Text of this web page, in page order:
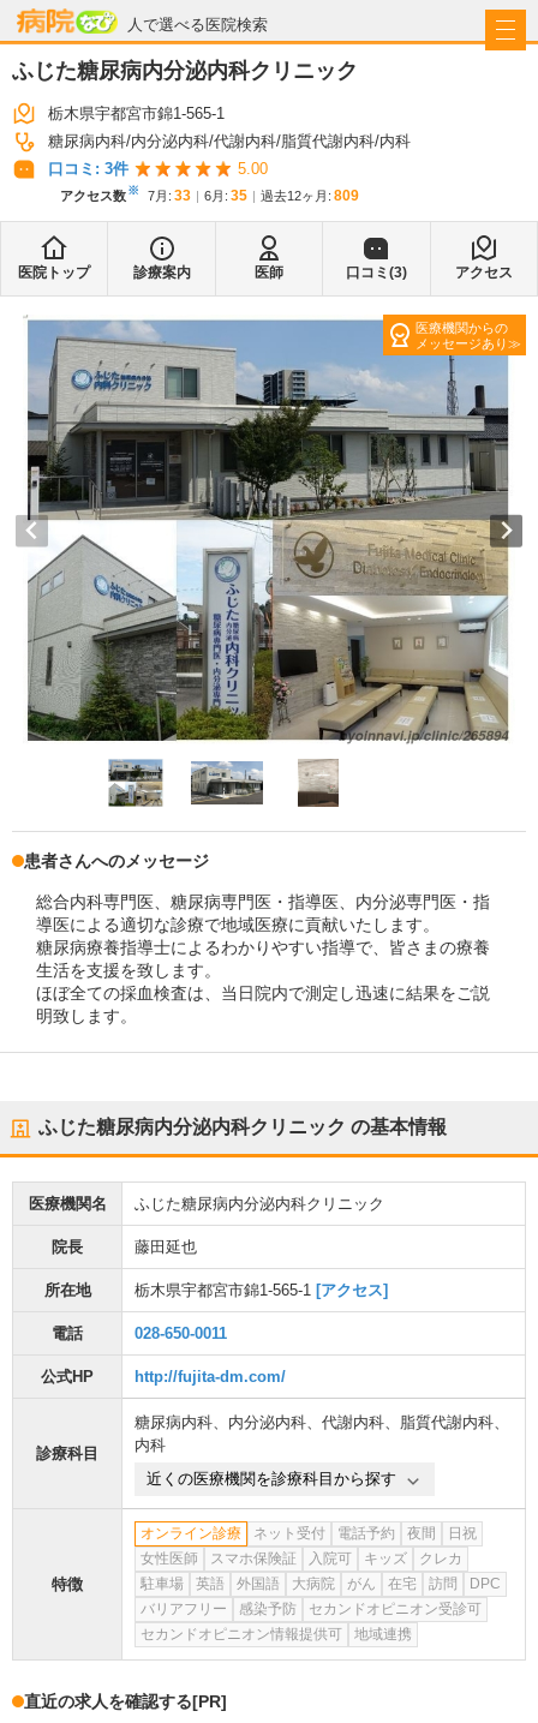
人で選べる医院検索
病院なび
ふじた糖尿病内分泌内科クリニック
栃木県宇都宮市錦1-565-1
糖尿病内科 内分泌内科 代謝内科 脂質代謝内科 内科
口コミ: 3件 5.00
アクセス数※ 7月 : 33 6月 : 35 過去12ヶ月: 809
医院トップ 診療案内 医師 口コミ(3) アクセス
医療機関からの
メッセージあり
患者さんへのメッセージ
総合内科専門医、糖尿病専門医・指導医、内分泌専門医・指
導医による適切な診療で地域医療に貢献いたします。
糖尿病療養指導士によるわかりやすい指導で、皆さまの療養
生活を支援を致します。
ほぼ全ての採血検査は、当日院内で測定し迅速に結果をご説
明致します。
ふじた糖尿病内分泌内科クリニック の基本情報
医療機関名 ふじた糖尿病内分泌内科クリニック
院長 藤田延也
所在地 栃木県宇都宮市錦1-565-1 [アクセス]
電話 028-650-0011
公式HP http://fujita-dm.com/
診療科目
糖尿病内科、 内分泌内科、 代謝内科、 脂質代謝内科、
内科
近くの医療機関を診療科目から探す
特徴
オンライン診療 ネット受付 電話予約 夜間
日祝
女性医師
スマホ保険証 入院可 キッズ
クレカ
駐車場
英語 外国語 大病院 がん 在宅 訪問
DPC
バリアフリー
感染予防
セカンドオピニオン受診可
セカンドオピニオン情報提供可
地域連携
直近の求人を確認する[PR]